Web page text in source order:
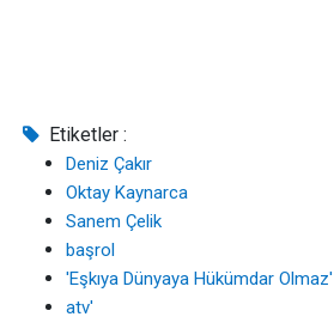
Etiketler :
Deniz Çakır
Oktay Kaynarca
Sanem Çelik
başrol
'Eşkıya Dünyaya Hükümdar Olmaz'
atv'